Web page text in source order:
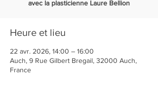
avec la plasticienne Laure Bellion
Heure et lieu
22 avr. 2026, 14:00 – 16:00
Auch, 9 Rue Gilbert Bregail, 32000 Auch,
France